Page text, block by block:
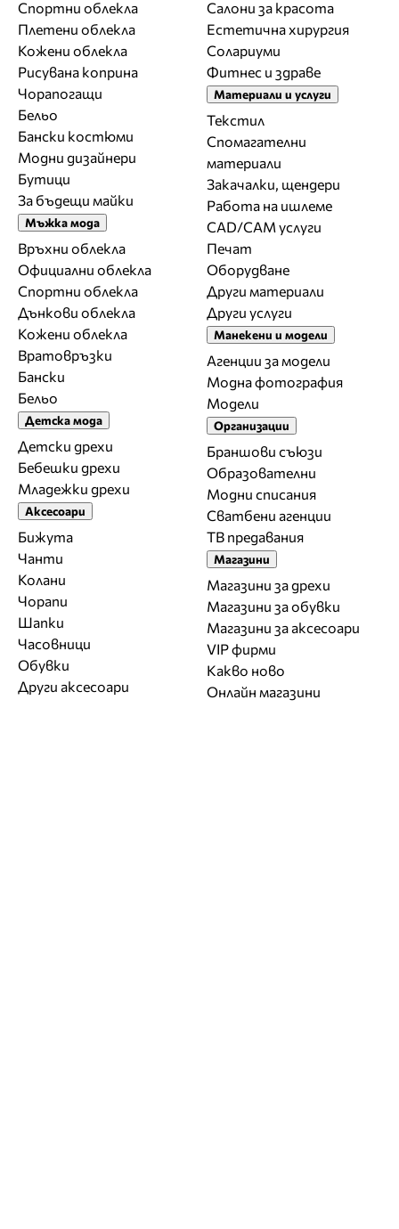
Спортни облекла
Плетени облекла
Кожени облекла
Рисувана коприна
Чорапогащи
Бельо
Бански костюми
Модни дизайнери
Бутици
За бъдещи майки
Мъжка мода
Връхни облекла
Официални облекла
Спортни облекла
Дънкови облекла
Кожени облекла
Вратовръзки
Бански
Бельо
Детска мода
Детски дрехи
Бебешки дрехи
Младежки дрехи
Аксесоари
Бижута
Чанти
Колани
Чорапи
Шапки
Часовници
Обувки
Други аксесоари
Салони за красота
Естетична хирургия
Солариуми
Фитнес и здраве
Материали и услуги
Текстил
Спомагателни
материали
Закачалки, щендери
Работа на ишлеме
CAD/CAM услуги
Печат
Оборудване
Други материали
Други услуги
Манекени и модели
Агенции за модели
Модна фотография
Модели
Организации
Браншови съюзи
Образователни
Модни списания
Сватбени агенции
ТВ предавания
Магазини
Магазини за дрехи
Магазини за обувки
Магазини за aксесоари
VIP фирми
Какво ново
Онлайн магазини